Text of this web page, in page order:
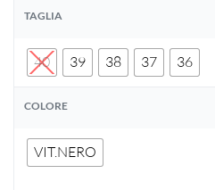
TAGLIA
40 39 38 37 36
COLORE
VIT.NERO